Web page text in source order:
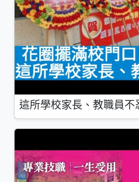
這所學校家長、教職員不